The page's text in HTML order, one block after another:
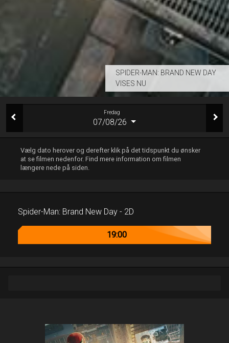
SPIDER-MAN: BRAND NEW DAY
VISES NU
Fredag
07/08/26
Vælg dato herover og derefter klik på det tidspunkt du ønsker
at se filmen nedenfor. Find mere information om filmen
længere nede på siden.
Spider-Man: Brand New Day - 2D
19:00